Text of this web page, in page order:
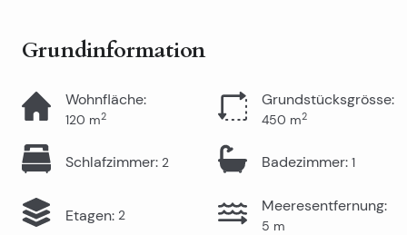
Grundinformation
Wohnfläche:
120 m2
Grundstücksgrösse:
450 m2
Schlafzimmer: 2 Badezimmer: 1
Etagen: 2
Meeresentfernung:
5 m